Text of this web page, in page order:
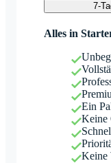
7-
Alles in
Ein
Keine
Keine